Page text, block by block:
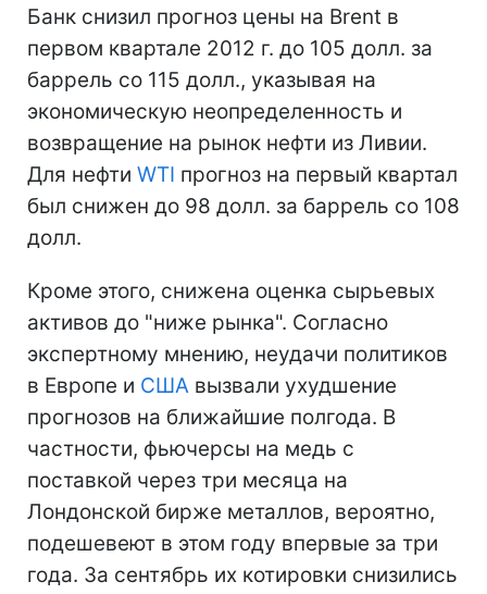
Банк снизил прогноз цены на Brent в
первом квартале 2012 г. до 105 долл. за
баррель со 115 долл., указывая на
экономическую неопределенность и
возвращение на рынок нефти из Ливии.
Для нефти WTI прогноз на первый квартал
был снижен до 98 долл. за баррель со 108
долл.
Кроме этого, снижена оценка сырьевых
активов до "ниже рынка". Согласно
экспертному мнению, неудачи политиков
в Европе и США вызвали ухудшение
прогнозов на ближайшие полгода. В
частности, фьючерсы на медь с
поставкой через три месяца на
Лондонской бирже металлов, вероятно,
подешевеют в этом году впервые за три
года. За сентябрь их котировки снизились